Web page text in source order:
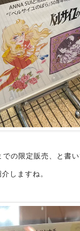
の限定販売、と書い
しますね。